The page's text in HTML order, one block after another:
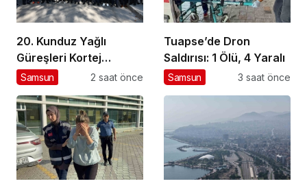
20. Kunduz Yağlı
Güreşleri Kortej
Yürüyüşüyle Başladı
Samsun 2 saat önce
Tuapse’de Dron
Saldırısı: 1 Ölü, 4 Yaralı
Samsun 3 saat önce